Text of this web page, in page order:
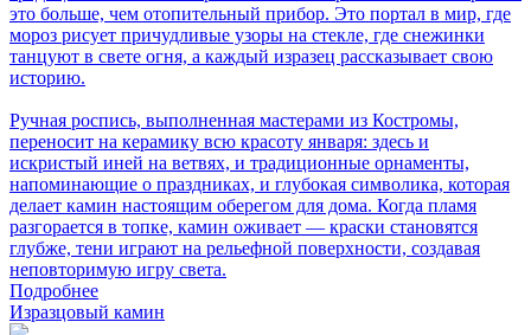
это больше, чем отопительный прибор. Это портал в мир, где
мороз рисует причудливые узоры на стекле, где снежинки
танцуют в свете огня, а каждый изразец рассказывает свою
историю.
Ручная роспись, выполненная мастерами из Костромы,
переносит на керамику всю красоту января: здесь и
искристый иней на ветвях, и традиционные орнаменты,
напоминающие о праздниках, и глубокая символика, которая
делает камин настоящим оберегом для дома. Когда пламя
разгорается в топке, камин оживает — краски становятся
глубже, тени играют на рельефной поверхности, создавая
неповторимую игру света.
Подробнее
Изразцовый камин